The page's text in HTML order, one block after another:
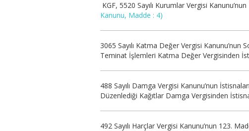
KGF, 5520 Sayılı Kurumlar Vergisi
Kanunu, Madde : 4)
3065 Sayılı Katma Değer Vergisi Kanunu’nun
Teminat İşlemleri Katma Değer Vergisinden
488 Sayılı Damga Vergisi Kanunu’nun
Düzenlediği Kağıtlar Damga Vergisinden
492 Sayılı Harçlar Vergisi Kanunu’nun 123.